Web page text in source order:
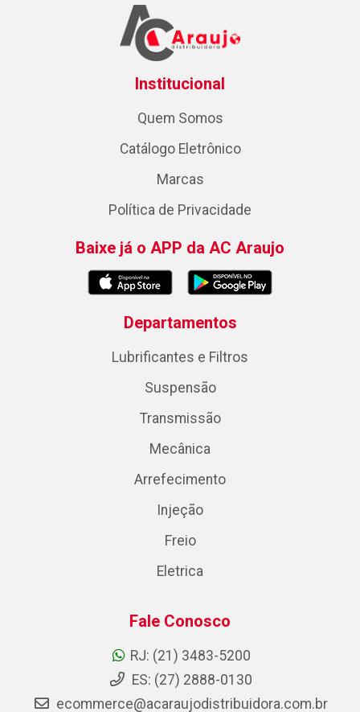
Institucional
Quem Somos
Catálogo Eletrônico
Marcas
Política de Privacidade
Baixe já o APP da AC Araujo
Departamentos
Lubrificantes e Filtros
Suspensão
Transmissão
Mecânica
Arrefecimento
Injeção
Freio
Eletrica
Fale Conosco
RJ: (21) 3483-5200
ES: (27) 2888-0130
ecommerce@acaraujodistribuidora.com.br